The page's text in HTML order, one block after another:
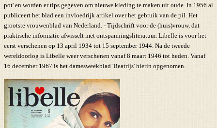
pot' en worden er tips gegeven om nieuwe kleding te maken uit oude. In 1956 al
publiceert het blad een invloedrijk artikel over het gebruik van de pil. Het
grootste vrouwenblad van Nederland. - Tijdschrift voor de (huis)vrouw, dat
praktische informatie afwisselt met ontspanningsliteratuur. Libelle is voor het
eerst verschenen op 13 april 1934 tot 15 september 1944. Na de tweede
wereldoorlog is Libelle weer verschenen vanaf 8 maart 1946 tot heden. Vanaf
16 december 1967 is het damesweekblad 'Beatrijs' hierin opgenomen.